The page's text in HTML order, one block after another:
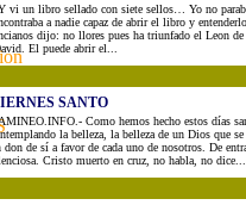
vi un libro sellado con siete sellos… Yo no
a nadie capaz de abrir el libro y
dijo: no llores pues ha triunfado el Leon
El puede abrir el...
SANTO
Como hemos hecho estos días
la belleza, la belleza de un Dios que se
don de sí a favor de cada uno de nosotros. De
Cristo muerto en cruz, no habla, no dice...